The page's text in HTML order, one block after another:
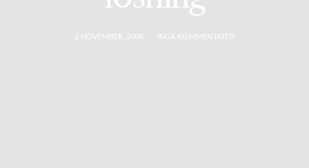
2 NOVEMBER, 2008 INGA KOMMENTATER